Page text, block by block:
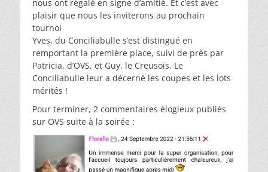
nous ont régalé en signe d’amitié. Et c’est avec
plaisir que nous les inviterons au prochain
tournoi
Yves, du Conciliabulle s’est distingué en
remportant la première place, suivi de près par
Patricia, d’OVS, et Guy, le Creusois. Le
Conciliabulle leur a décerné les coupes et les lots
mérités !
Pour terminer, 2 commentaires élogieux publiés
sur OVS suite à la soirée :